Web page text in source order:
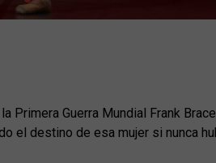
Primera Guerra Mundial Frank
el destino de esa mujer si nunca